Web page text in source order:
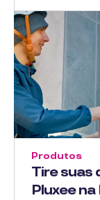
Tire suas
Pluxee na
Produtos